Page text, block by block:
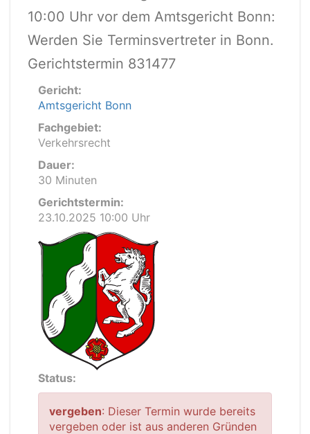
10:00 Uhr vor dem Amtsgericht Bonn:
Werden Sie Terminsvertreter in Bonn.
Gerichtstermin 831477
Gericht:
Amtsgericht Bonn
Fachgebiet:
Verkehrsrecht
Dauer:
30 Minuten
Gerichtstermin:
23.10.2025 10:00 Uhr
Status:
vergeben: Dieser Termin wurde bereits
vergeben oder ist aus anderen Gründen